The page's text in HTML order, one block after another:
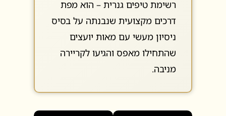
רשימת טיפים גנרית – הוא מפת
דרכים מקצועית שנבנתה על בסיס
ניסיון מעשי עם מאות יועצים
שהתחילו מאפס והגיעו לקריירה
מניבה.